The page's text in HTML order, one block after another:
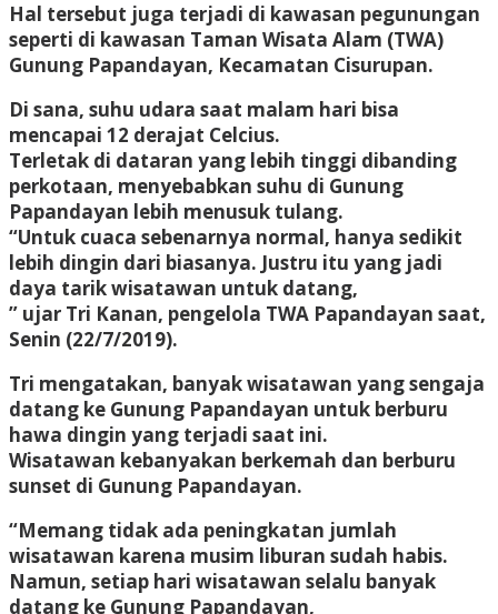
Hal tersebut juga terjadi di kawasan pegunungan
seperti di kawasan Taman Wisata Alam (TWA)
Gunung Papandayan, Kecamatan Cisurupan.
Di sana, suhu udara saat malam hari bisa
mencapai 12 derajat Celcius.
Terletak di dataran yang lebih tinggi dibanding
perkotaan, menyebabkan suhu di Gunung
Papandayan lebih menusuk tulang.
“Untuk cuaca sebenarnya normal, hanya sedikit
lebih dingin dari biasanya. Justru itu yang jadi
daya tarik wisatawan untuk datang,
” ujar Tri Kanan, pengelola TWA Papandayan saat,
Senin (22/7/2019).
Tri mengatakan, banyak wisatawan yang sengaja
datang ke Gunung Papandayan untuk berburu
hawa dingin yang terjadi saat ini.
Wisatawan kebanyakan berkemah dan berburu
sunset di Gunung Papandayan.
“Memang tidak ada peningkatan jumlah
wisatawan karena musim liburan sudah habis.
Namun, setiap hari wisatawan selalu banyak
datang ke Gunung Papandayan,